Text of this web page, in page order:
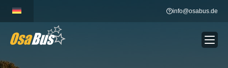
content
info@osabus.de